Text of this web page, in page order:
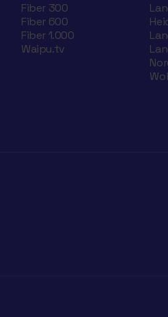
Fiber 300
Fiber 600
Fiber 1.000
Waipu.tv